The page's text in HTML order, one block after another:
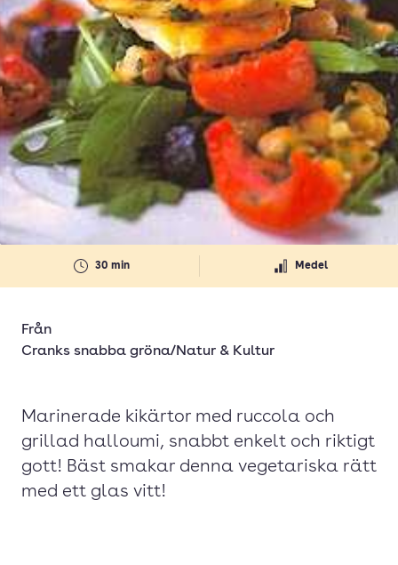
30 min Medel
Från
Cranks snabba gröna/Natur & Kultur
Marinerade kikärtor med ruccola och
grillad halloumi, snabbt enkelt och riktigt
gott! Bäst smakar denna vegetariska rätt
med ett glas vitt!